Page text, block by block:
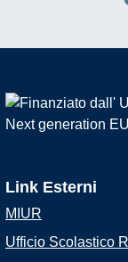
Link Esterni
MIUR
Ufficio Scolastico